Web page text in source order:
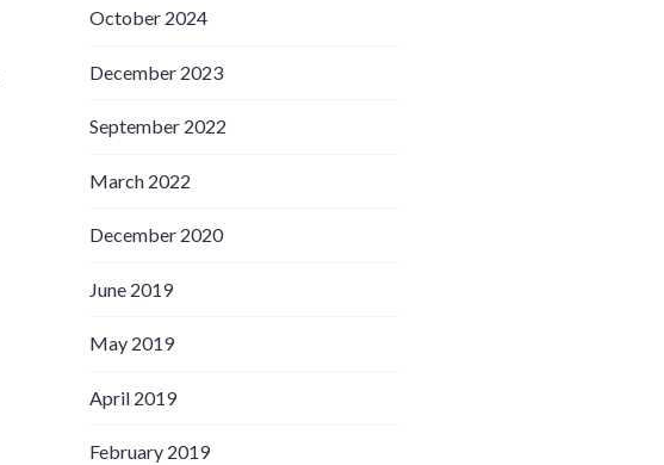
October 2024
December 2023
September 2022
March 2022
December 2020
June 2019
May 2019
April 2019
February 2019